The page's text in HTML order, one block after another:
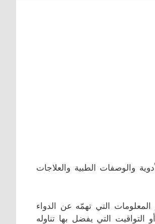
والوصفات الطبية والعلاجات
التي تهمّه عن الدواء
التواقيت التي يفضل بها تناوله